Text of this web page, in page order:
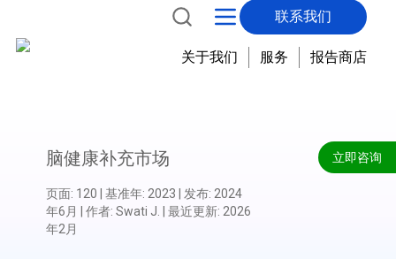
联系我们
关于我们 服务 报告商店
立即咨询
脑健康补充市场
页面: 120 基准年: 2023 发布: 2024
年6月
作者: Swati J. 最近更新: 2026
年2月